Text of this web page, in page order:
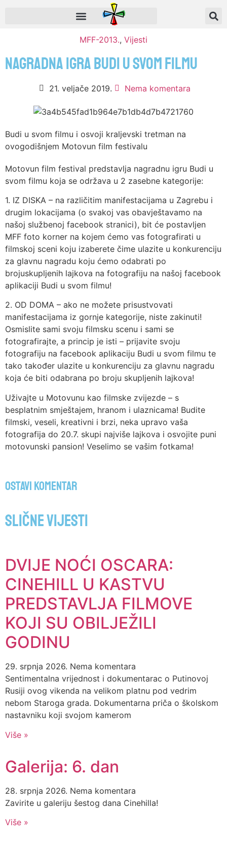
MFF-2013., Vijesti
Nagradna igra BUDI U SVOM FILMU
21. veljače 2019. Nema komentara
Budi u svom filmu i osvoji kraljevski tretman na
ovogodišnjem Motovun film festivalu
Motovun film festival predstavlja nagradnu igru Budi u
svom filmu koja se održava u 2 zasebne kategorije:
1. IZ DISKA – na različitim manifestacijama u Zagrebu i
drugim lokacijama (o svakoj vas obavještavamo na
našoj službenoj facebook stranici), bit će postavljen
MFF foto korner na kojem ćemo vas fotografirati u
filmskoj sceni koju izaberete čime ulazite u konkurenciju
za glavnu nagradu koju ćemo odabrati po
brojuskupljenih lajkova na fotografiju na našoj facebook
aplikaciji Budi u svom filmu!
2. OD DOMA – ako ne možete prisustvovati
manifestacijama iz gornje kategorije, niste zakinuti!
Osmislite sami svoju filmsku scenu i sami se
fotografirajte, a princip je isti – prijavite svoju
fotografiju na facebook aplikaciju Budi u svom filmu te
tako također ulazite u konkurenciju za glavnu nagradu
koja će biti odabrana po broju skupljenih lajkova!
Uživajte u Motovunu kao filmske zvijezde – s
besplatnim smještajem, hranom i ulaznicama! Budite
filmski, veseli, kreativni i brzi, neka upravo vaša
fotografija do 20.7. skupi najviše lajkova i osvojite puni
motovunski pansion! Veselimo se vašim fotkama!
Ostavi komentar
Slične vijesti
DVIJE NOĆI OSCARA:
CINEHILL U KASTVU
PREDSTAVLJA FILMOVE
KOJI SU OBILJEŽILI
GODINU
29. srpnja 2026. Nema komentara
Sentimentalna vrijednost i dokumentarac o Putinovoj
Rusiji ovog vikenda na velikom platnu pod vedrim
nebom Staroga grada. Dokumentarna priča o školskom
nastavniku koji svojom kamerom
Više »
Galerija: 6. dan
28. srpnja 2026. Nema komentara
Zavirite u galeriju šestog dana Cinehilla!
Više »